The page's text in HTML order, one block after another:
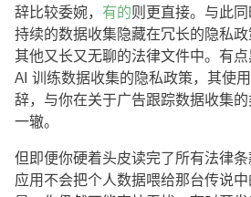
辞比较委婉， 有的则更直接。与此
持续的数据收集隐藏在冗长的隐私
其他又长又无聊的法律文件中。有
AI 训练数据收集的隐私政策，其使
辞，与你在关于广告跟踪数据收集
一辙。
但即便你硬着头皮读完了所有法律
应用不会把个人数据喂给那台传说